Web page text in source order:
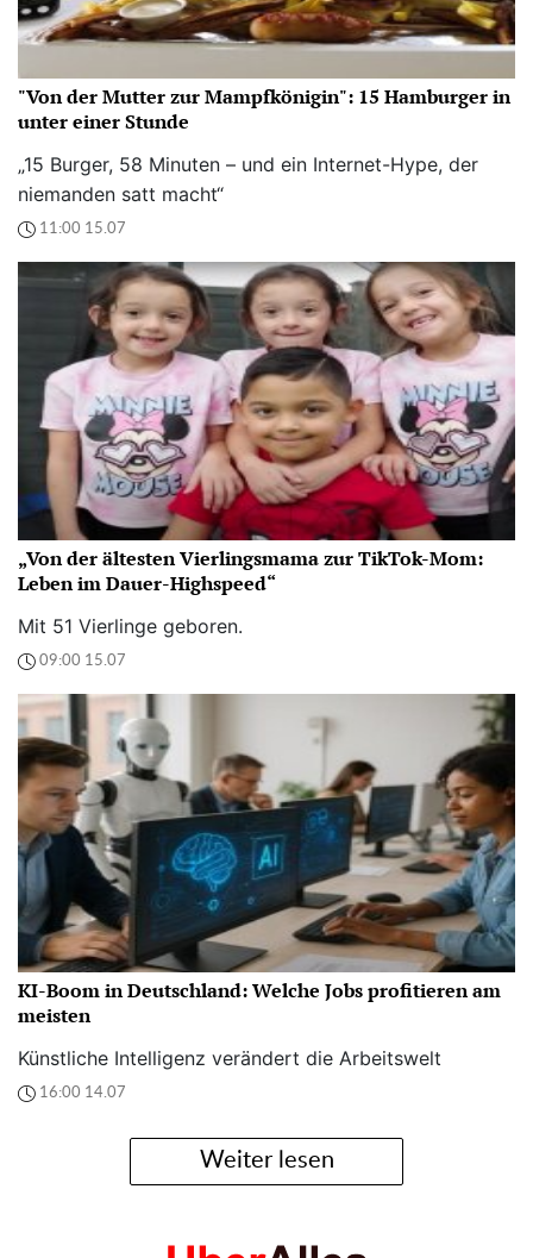
"Von der Mutter zur Mampfkönigin": 15 Hamburger in
unter einer Stunde
„15 Burger, 58 Minuten – und ein Internet-Hype, der
niemanden satt macht“
11:00 15.07
„Von der ältesten Vierlingsmama zur TikTok-Mom:
Leben im Dauer-Highspeed“
Mit 51 Vierlinge geboren.
09:00 15.07
KI-Boom in Deutschland: Welche Jobs profitieren am
meisten
Künstliche Intelligenz verändert die Arbeitswelt
16:00 14.07
Weiter lesen